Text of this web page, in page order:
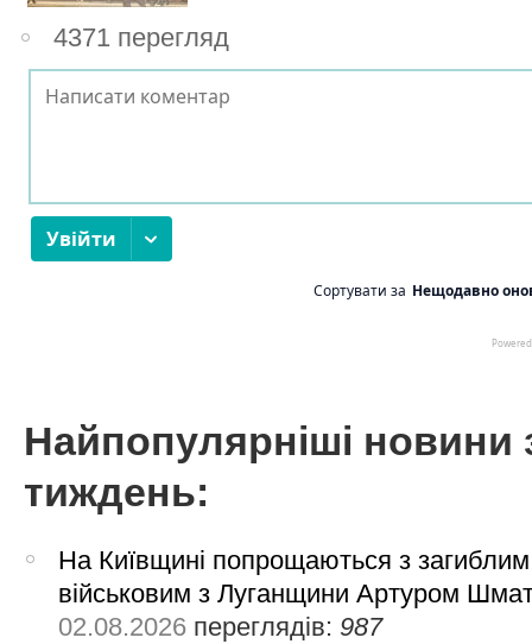
4371 перегляд
Найпопулярніші новини
тиждень:
На Київщині попрощаються з загиблим
військовим з Луганщини Артуром
02.08.2026 переглядів: 987